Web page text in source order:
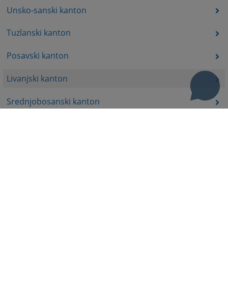
Unsko-sanski kanton
Tuzlanski kanton
Posavski kanton
Livanjski kanton
Srednjobosanski kanton